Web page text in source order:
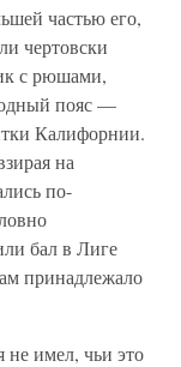
частью его,
чертовски
с рюшами,
пояс —
Калифорнии.
на
по-
бал в Лиге
принадлежало
имел, чьи это